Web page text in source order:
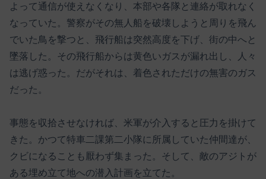
よって通信が使えなくなり、本部や各隊と連絡が取れなく
なっていた。警察がその無人船を破壊しようと周りを飛ん
でいた鳥を撃つと、飛行船は突然高度を下げ、街の中へと
墜落した。その飛行船からは黄色いガスが漏れ出し、人々
は逃げ惑った。だがそれは、着色されただけの無害のガス
だった。
事態を収拾させなければ、米軍が介入すると圧力を掛けて
きた。かつて特車二課第二小隊に所属していた仲間達が、
クビになることも厭わず集まった。そして、敵のアジトが
ある埋め立て地への潜入計画を立てた。